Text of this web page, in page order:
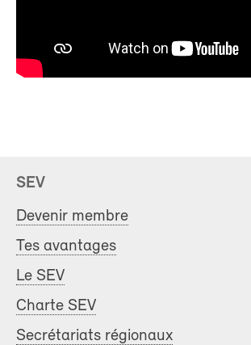
SEV
Devenir membre
Tes avantages
Le SEV
Charte SEV
Secrétariats régionaux